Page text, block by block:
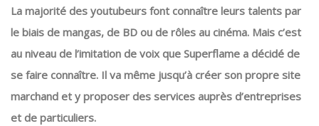
La majorité des youtubeurs font connaître leurs talents par
le biais de mangas, de BD ou de rôles au cinéma. Mais c’est
au niveau de l’imitation de voix que Superflame a décidé de
se faire connaître. Il va même jusqu’à créer son propre site
marchand et y proposer des services auprès d’entreprises
et de particuliers.